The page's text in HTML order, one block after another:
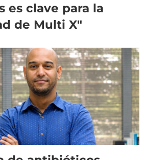
es clave para la
de Multi X"